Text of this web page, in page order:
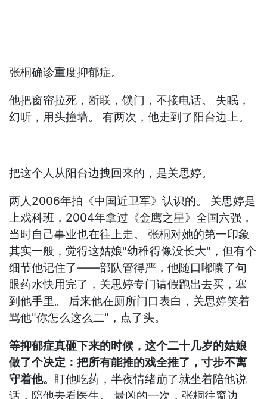
张桐确诊重度抑郁症。
他把窗帘拉死，断联，锁门，不接电话。 失眠，
幻听，用头撞墙。 有两次，他走到了阳台边上。
把这个人从阳台边拽回来的，是关思婷。
两人2006年拍《中国近卫军》认识的。 关思婷是
上戏科班，2004年拿过《金鹰之星》全国六强，
当时自己事业也在往上走。 张桐对她的第一印象
其实一般，觉得这姑娘"幼稚得像没长大"，但有个
细节他记住了——部队管得严，他随口嘟囔了句
眼药水快用完了，关思婷专门请假跑出去买，塞
到他手里。 后来他在厕所门口表白，关思婷笑着
骂他"你怎么这么二"，点了头。
等抑郁症真砸下来的时候，这个二十几岁的姑娘
做了个决定：把所有能推的戏全推了，寸步不离
守着他。 盯他吃药，半夜情绪崩了就坐着陪他说
话，陪他去看医生。 最凶的一次，张桐往窗边